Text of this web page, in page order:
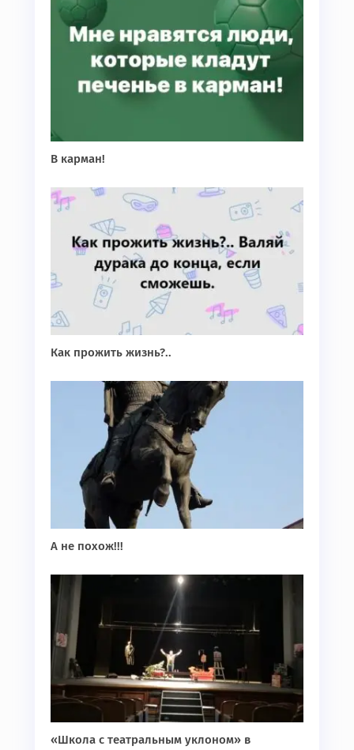
В карман!
Как прожить жизнь?..
А не похож!!!
«Школа с театральным уклоном» в